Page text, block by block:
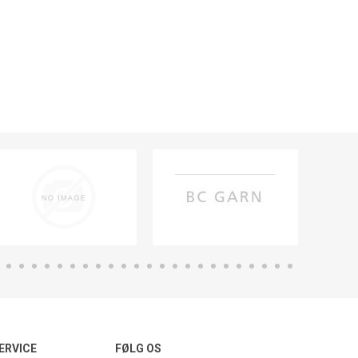
FØLG OS